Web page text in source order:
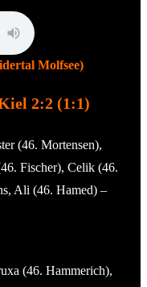
Molfsee)
2:2 (1:1)
(46. Mortensen),
Fischer), Celik (46.
Ali (46. Hamed) –
(46. Hammerich),